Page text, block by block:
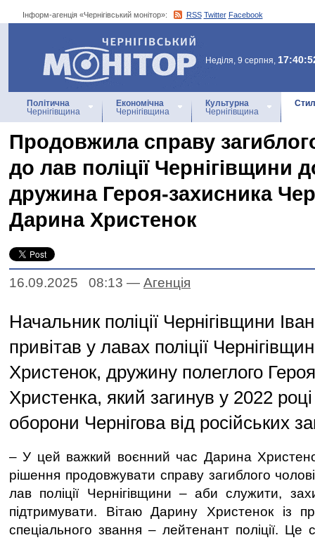
Інформ-агенція «Чернігівський монітор»: RSS Twitter Facebook
Інформ-агенція
«Чернігівський монітор»
Неділя, 9 серпня,
Політична
Чернігівщина
Економічна
Чернігівщина
Культурна
Чернігівщина
Продовжила справу
до лав поліції Чернігівщини
дружина Героя-захисника
Дарина Христенок
16.09.2025 08:13 — Агенцiя
Начальник поліції Чернігівщини
привітав у лавах поліції
Христенок, дружину полеглого
Христенка, який загинув у 2022 році
оборони Чернігова від російських
– У цей важкий воєнний час Дарина
рішення продовжувати справу загиблого
лав поліції Чернігівщини – аби служити,
підтримувати. Вітаю Дарину Христенок із
спеціального звання – лейтенант поліції.